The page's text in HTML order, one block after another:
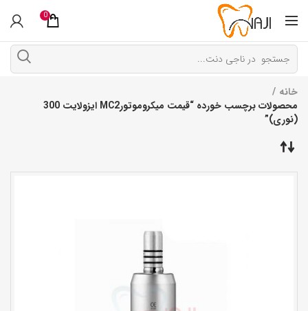
0
خانه
محصولات برچسب خورده “قیمت میکروموتورMC2 ایزولایت 300
(نوری)”